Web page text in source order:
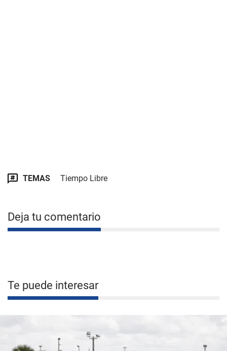
TEMAS Tiempo Libre
Deja tu comentario
Te puede interesar